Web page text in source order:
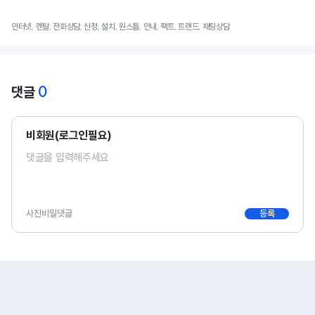
인터넷, 렌탈, 전화상담, 신청, 설치, 원스톱, 안내, 팩트, 트랜드, 채팅상담
댓글 0
비회원(로그인필요)
사진비밀댓글 등록